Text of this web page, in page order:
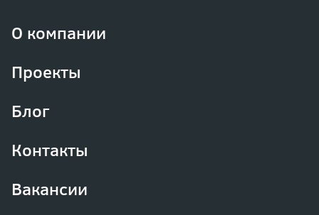
О компании
Проекты
Блог
Контакты
Вакансии